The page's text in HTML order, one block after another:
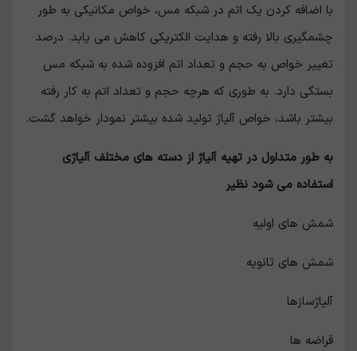
با اضافه کردن یک اتم در شبکه مس، خواص مکانیکی به طور
چشمگیری بالا رفته و هدایت الکتریکی کاهش می یابد. درصد
تغییر خواص به حجم و تعداد اتم افزوده شده به شبکه مس
بستگی دارد. به طوری که هرچه حجم و تعداد اتم به کار رفته
بیشتر باشد، خواص آلیاژ تولید شده بیشتر نمودار خواهد گشت.
به طور متداول در تهیه آلیاژ از دسته های مختلف آلیاژی
استفاده می شود نظیر
شمش های اولیه
شمش های ثانویه
آلیاژسازها
قراضه ها